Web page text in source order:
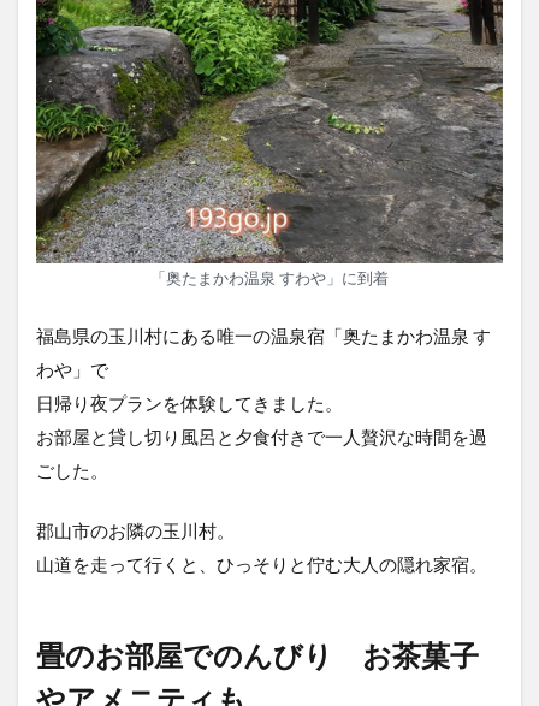
「奥たまかわ温泉 すわや」に到着
福島県の玉川村にある唯一の温泉宿「奥たまかわ温泉 す
わや」で
日帰り夜プランを体験してきました。
お部屋と貸し切り風呂と夕食付きで一人贅沢な時間を過
ごした。
郡山市のお隣の玉川村。
山道を走って行くと、ひっそりと佇む大人の隠れ家宿。
畳のお部屋でのんびり お茶菓子
やアメニティも